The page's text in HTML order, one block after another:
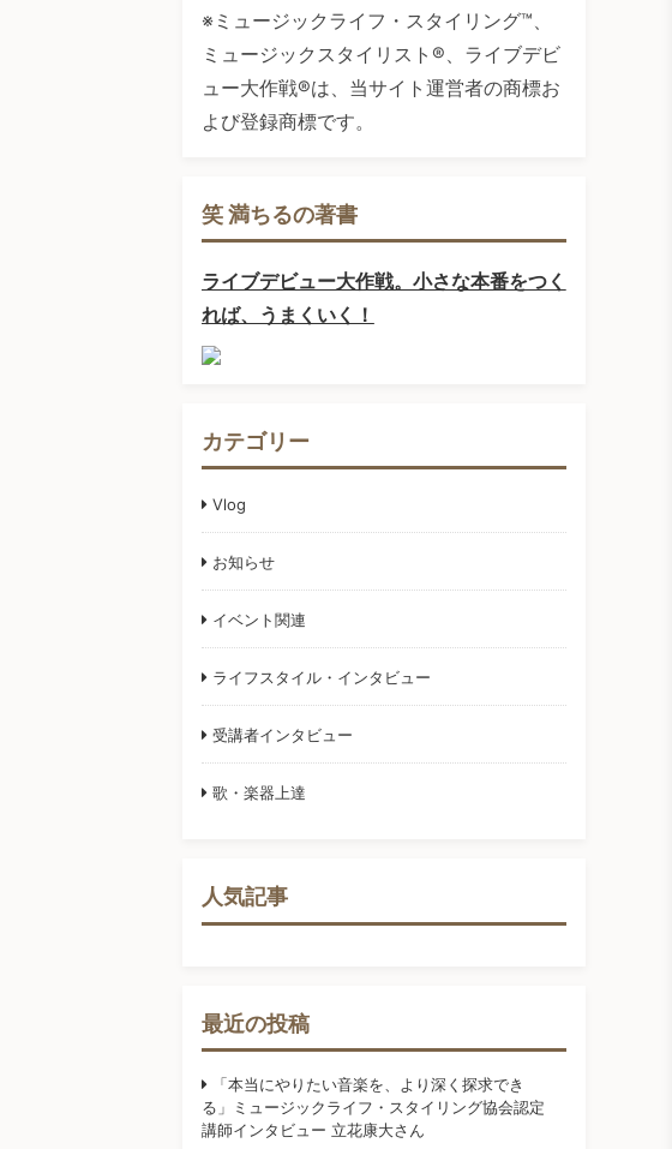
※ミュージックライフ・スタイリング™、
ミュージックスタイリスト®、ライブデビ
ュー大作戦®は、当サイト運営者の商標お
よび登録商標です。
笑 満ちるの著書
ライブデビュー大作戦。小さな本番をつく
れば、うまくいく！
カテゴリー
Vlog
お知らせ
イベント関連
ライフスタイル・インタビュー
受講者インタビュー
歌・楽器上達
人気記事
最近の投稿
「本当にやりたい音楽を、より深く探求でき
る」ミュージックライフ・スタイリング協会認定
講師インタビュー 立花康大さん